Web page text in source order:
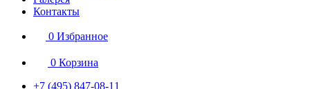
Контакты
0 Избранное
0 Корзина
+7 (495) 847-08-11